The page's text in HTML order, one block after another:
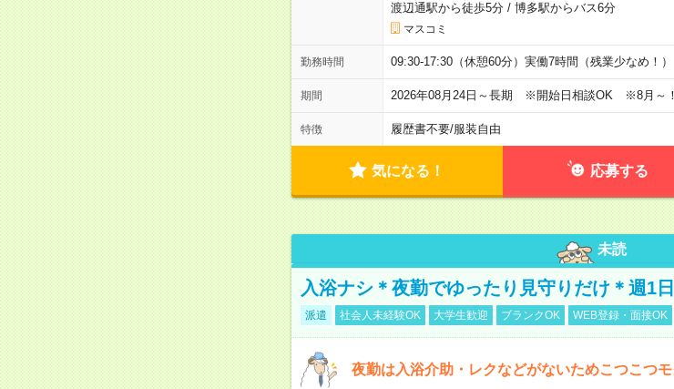
渡辺通駅から徒歩5分/ 博多駅からバス6分
マスコミ
勤務時間 09:30-17:30（休憩60分）実働7時間（残業少なめ！）
期間 2026年08月24日～長期 ※開始日相談OK ※8月～！
特徴 履歴書不要/服装自由
気になる！ 応募する
未読
入浴ナシ＊夜勤でゆったり見守りだけ＊週1
派遣 社会人未経験OK 大学生歓迎 ブランクOK WEB登録・面接OK
夜勤は入浴介助・レクなどがないためこつこつ